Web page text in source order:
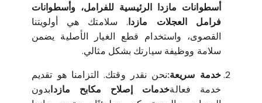
أسطوانات مازدا الرئيسية للفرامل، وأسطوانات
فرامل العجلات مازدا. سلامتك هي أولويتنا
القصوى، واستخدام قطع الغيار الأصلية يضمن
سلامة ووظيفة سيارتك بشكل مثالي.
خدمة سريعة:نحن نقدر وقتك. التزامنا هو تقديم
خدمة فعالةخدمات إصلاح مكابح مازدابدون